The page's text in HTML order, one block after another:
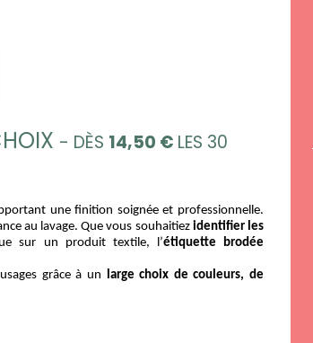
- DÈS 14,50 € LES 30
une finition soignée et professionnelle.
au lavage. Que vous souhaitiez identifier les
sur un produit textile, l’étiquette brodée
grâce à un
large choix de couleurs, de